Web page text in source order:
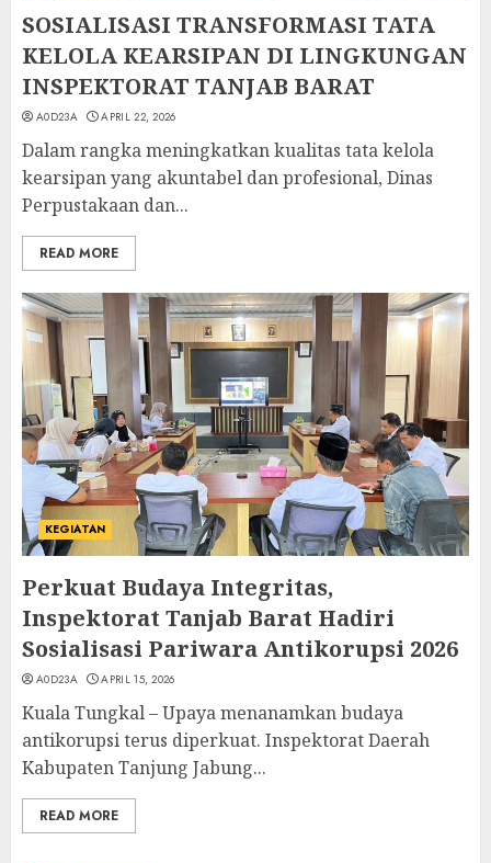
SOSIALISASI TRANSFORMASI TATA
KELOLA KEARSIPAN DI LINGKUNGAN
INSPEKTORAT TANJAB BARAT
A0D23A APRIL 22, 2026
Dalam rangka meningkatkan kualitas tata kelola
kearsipan yang akuntabel dan profesional, Dinas
Perpustakaan dan...
READ MORE
KEGIATAN
Perkuat Budaya Integritas,
Inspektorat Tanjab Barat Hadiri
Sosialisasi Pariwara Antikorupsi 2026
A0D23A APRIL 15, 2026
Kuala Tungkal – Upaya menanamkan budaya
antikorupsi terus diperkuat. Inspektorat Daerah
Kabupaten Tanjung Jabung...
READ MORE